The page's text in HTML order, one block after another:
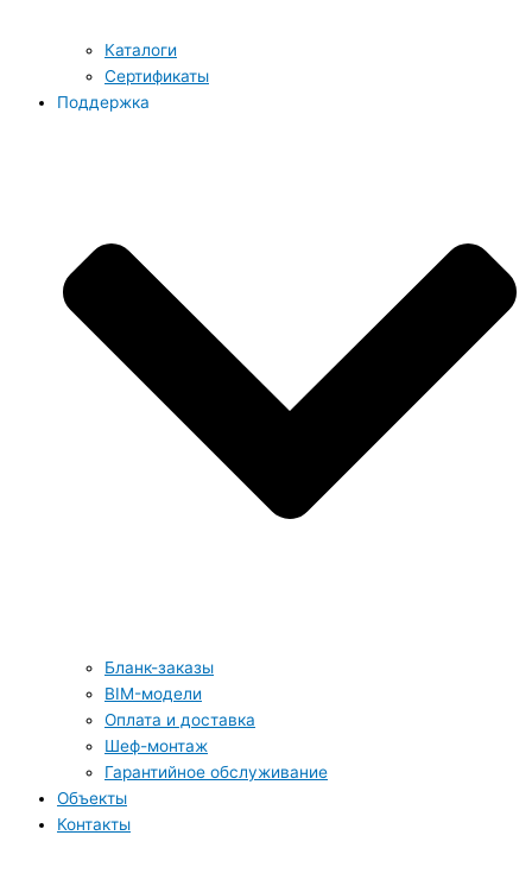
Каталоги
Сертификаты
Поддержка
Бланк-заказы
BIM-модели
Оплата и доставка
Шеф-монтаж
Гарантийное обслуживание
Объекты
Контакты